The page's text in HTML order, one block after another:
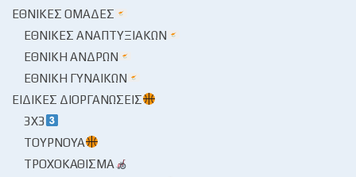
ΕΘΝΙΚΈΣ ΟΜΆΔΕΣ
ΕΘΝΙΚΈΣ ΑΝΑΠΤΥΞΙΑΚΏΝ
ΕΘΝΙΚΉ ΑΝΔΡΏΝ
ΕΘΝΙΚΉ ΓΥΝΑΙΚΏΝ
ΕΙΔΙΚΈΣ ΔΙΟΡΓΑΝΏΣΕΙΣ
3X3
ΤΟΥΡΝΟΥΆ
ΤΡΟΧΟΚΆΘΙΣΜΑ